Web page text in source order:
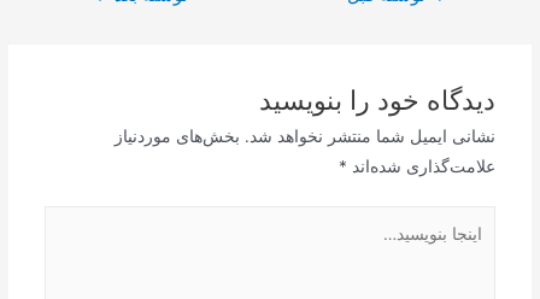
دیدگاه‌ خود را بنویسید
نشانی ایمیل شما منتشر نخواهد شد. بخش‌های موردنیاز
علامت‌گذاری شده‌اند *
بنویسید…